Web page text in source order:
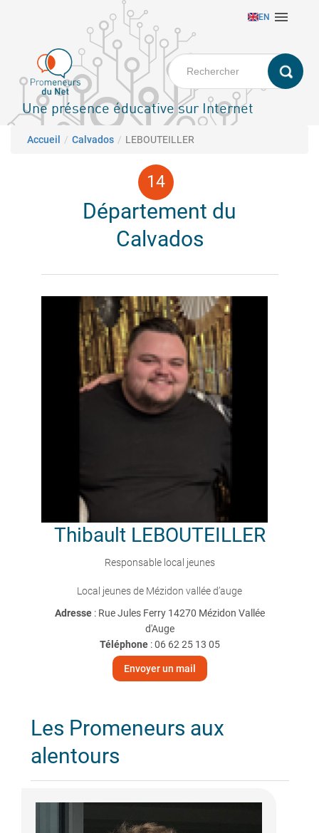
principal
EN 
Une présence éducative sur Internet
Fil d'Ariane
Accueil Calvados LEBOUTEILLER
Département du
Calvados
Thibault LEBOUTEILLER
Responsable local jeunes
Local jeunes de Mézidon vallée d’auge
Adresse : Rue Jules Ferry 14270 Mézidon Vallée
d'Auge
Téléphone:06 62 25 13 05
Envoyer un mail
Les Promeneurs aux
alentours